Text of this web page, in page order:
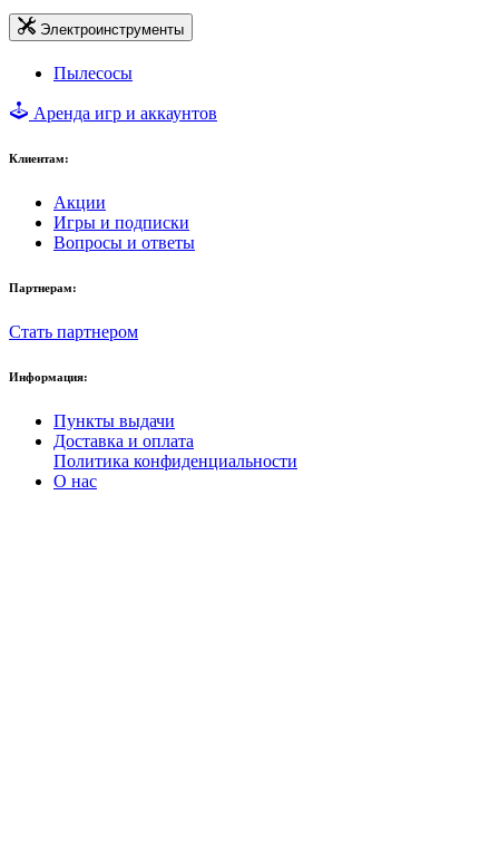
Электроинструменты
Пылесосы
Аренда игр и аккаунтов
Клиентам:
Акции
Игры и подписки
Вопросы и ответы
Партнерам:
Стать партнером
Информация:
Пункты выдачи
Доставка и оплата
Политика конфиденциальности
О нас